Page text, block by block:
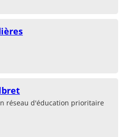
réseau d'éducation prioritaire